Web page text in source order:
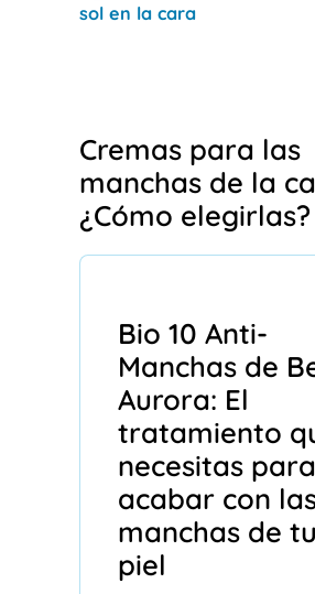
sol en la cara
Cremas para las
manchas de la
¿Cómo elegirlas?
Bio 10 Anti-
Manchas de
Aurora: El
tratamiento
necesitas para
acabar con
manchas de tu
piel